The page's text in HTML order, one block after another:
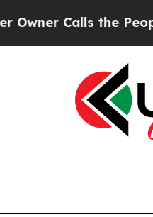
Calls the People